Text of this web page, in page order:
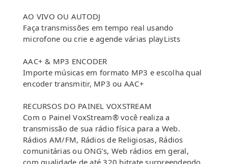
AO VIVO OU AUTODJ
Faça transmissões em tempo real usando
microfone ou crie e agende várias playLists
AAC+ & MP3 ENCODER
Importe músicas em formato MP3 e escolha qual
encoder transmitir, MP3 ou AAC+
RECURSOS DO PAINEL VOXSTREAM
Com o Painel VoxStream® você realiza a
transmissão de sua rádio física para a Web.
Rádios AM/FM, Rádios de Religiosas, Rádios
comunitárias ou ONG’s, Web rádios em geral,